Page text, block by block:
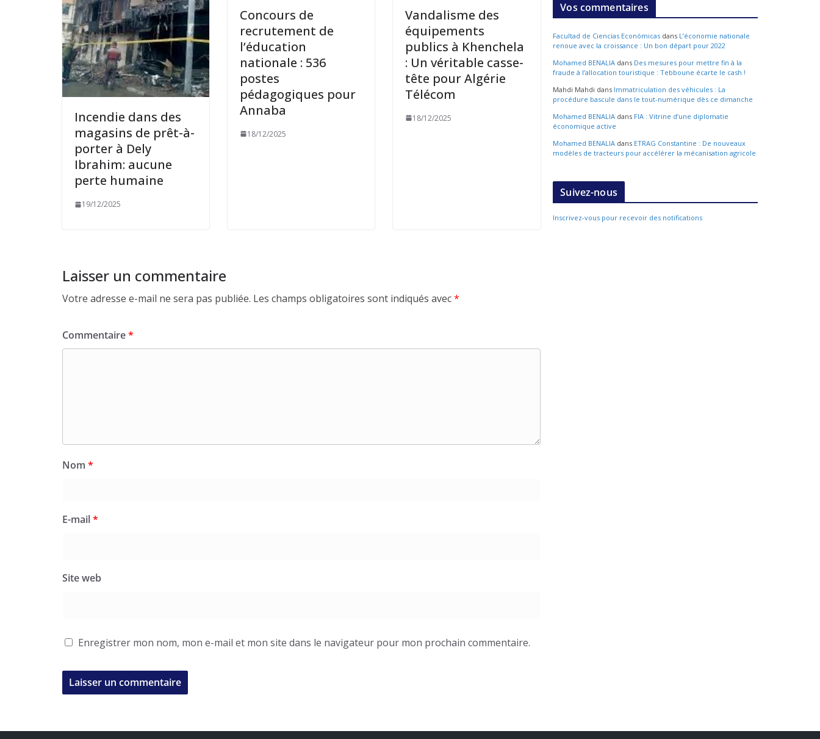
Incendie dans des
magasins de prêt-à-
porter à Dely
Ibrahim: aucune
perte humaine
19/12/2025
Concours de
recrutement de
l’éducation
nationale : 536
postes
pédagogiques pour
Annaba
18/12/2025
Vandalisme des
équipements
publics à Khenchela
: Un véritable casse-
tête pour Algérie
Télécom
18/12/2025
Laisser un commentaire
Votre adresse e-mail ne sera pas publiée. Les champs obligatoires sont indiqués avec*
Commentaire*
Nom *
E-mail*
Site web
Enregistrer mon nom, mon e-mail et mon site dans le navigateur pour mon prochain commentaire.
Vos commentaires
Facultad de Ciencias Económicas dans L’économie nationale
renoue avec la croissance : Un bon départ pour 2022
Mohamed BENALIA dans Des mesures pour mettre fin à la
fraude à l’allocation touristique : Tebboune écarte le cash !
Mahdi Mahdi dans Immatriculation des véhicules : La
procédure bascule dans le tout-numérique dès ce dimanche
Mohamed BENALIA dans FIA : Vitrine d’une diplomatie
économique active
Mohamed BENALIA dans ETRAG Constantine : De nouveaux
modèles de tracteurs pour accélérer la mécanisation agricole
Suivez-nous
Inscrivez-vous pour recevoir des notifications